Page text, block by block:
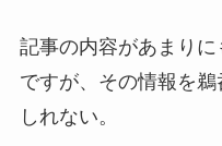
記事の内容があまり
ですが、その情報を
しれない。